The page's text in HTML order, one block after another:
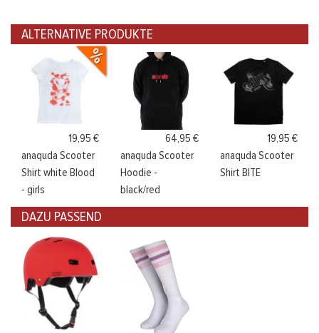
ALTERNATIVE PRODUKTE
19,95 €
anaquda Scooter
Shirt white Blood
- girls
64,95 €
anaquda Scooter
Hoodie -
black/red
19,95 €
anaquda Scooter
Shirt BITE
DAZU PASSEND